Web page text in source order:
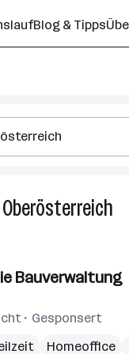
Blog & Tipps
Oberösterreich
in
Bauverwaltung
Gesponsert
Homeoffice